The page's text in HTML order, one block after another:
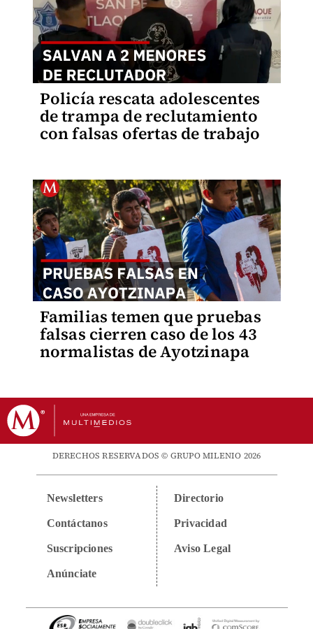
Policía rescata adolescentes
de trampa de reclutamiento
con falsas ofertas de trabajo
Familias temen que pruebas
falsas cierren caso de los 43
normalistas de Ayotzinapa
DERECHOS RESERVADOS © GRUPO MILENIO 2026
Newsletters
Contáctanos
Suscripciones
Anúnciate
Directorio
Privacidad
Aviso Legal